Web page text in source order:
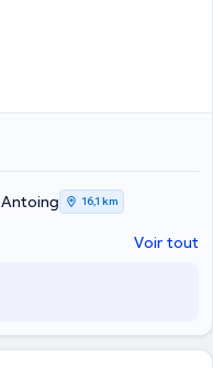
16,1 km
Voir tout